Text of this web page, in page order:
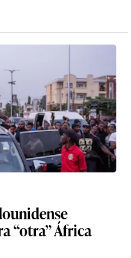
“otra” África